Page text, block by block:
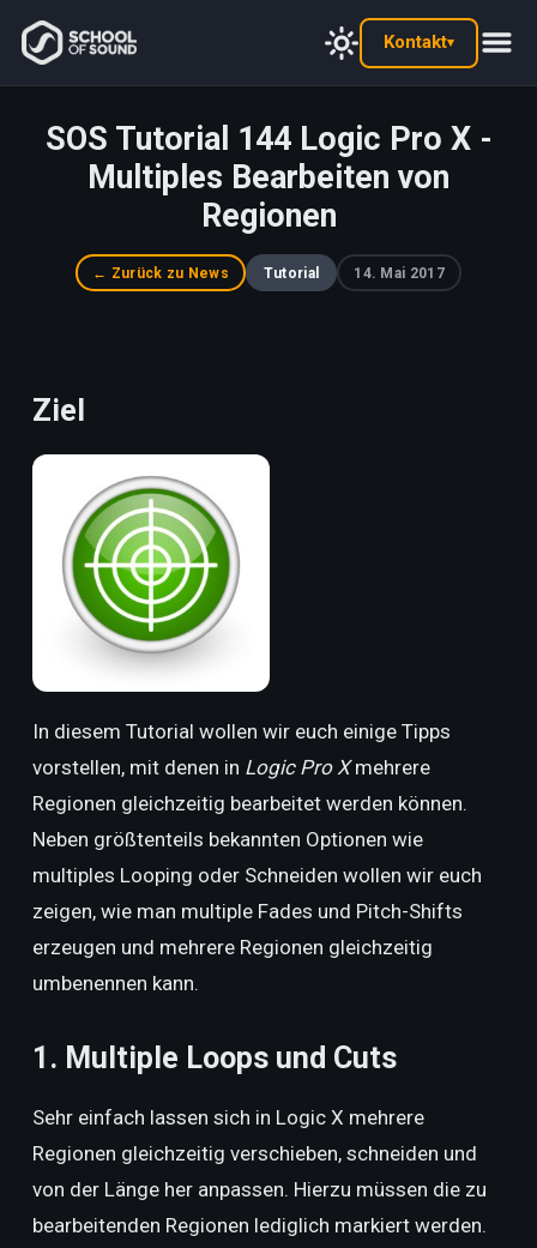
Kontakt▾
SOS Tutorial 144 Logic Pro X -
Multiples Bearbeiten von
Regionen
← Zurück zu News Tutorial 14. Mai 2017
Ziel
In diesem Tutorial wollen wir euch einige Tipps
vorstellen, mit denen in Logic Pro Xmehrere
Regionen gleichzeitig bearbeitet werden können.
Neben größtenteils bekannten Optionen wie
multiples Looping oder Schneiden wollen wir euch
zeigen, wie man multiple Fades und Pitch-Shifts
erzeugen und mehrere Regionen gleichzeitig
umbenennen kann.
1. Multiple Loops und Cuts
Sehr einfach lassen sich in Logic X mehrere
Regionen gleichzeitig verschieben, schneiden und
von der Länge her anpassen. Hierzu müssen die zu
bearbeitenden Regionen lediglich markiert werden.